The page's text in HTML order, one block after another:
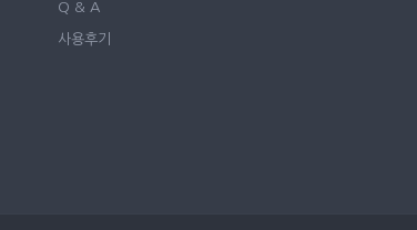
Q & A
사용후기